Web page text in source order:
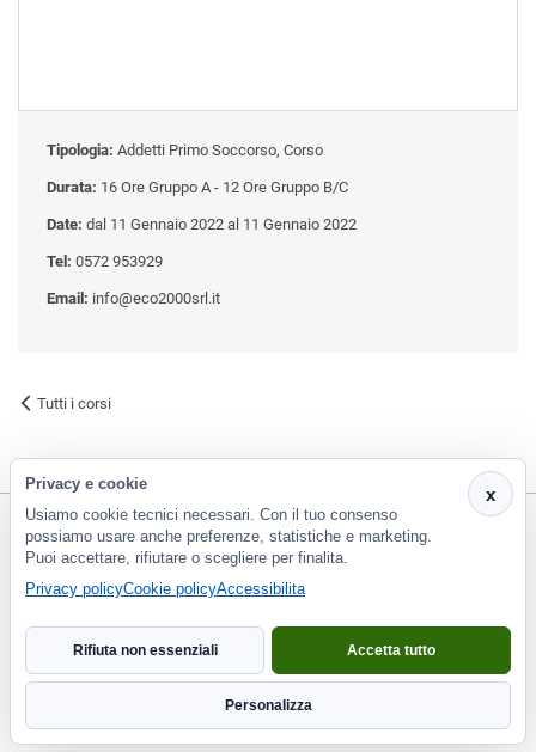
Tipologia: Addetti Primo Soccorso, Corso
Durata: 16 Ore Gruppo A - 12 Ore Gruppo B/C
Date: dal 11 Gennaio 2022 al 11 Gennaio 2022
Tel: 0572 953929
Email: info@eco2000srl.it
Tutti i corsi
CF e P.Iva 01266420478 - REA: PT-188663 | Via Risorgimento, 548 - Monsummano Terme (PT) | 0572
953929
Informativa privacy
x
Privacy e cookie
Usiamo cookie tecnici necessari. Con il tuo consenso
possiamo usare anche preferenze, statistiche e marketing.
Puoi accettare, rifiutare o scegliere per finalita.
Privacy policyCookie policyAccessibilita
Rifiuta non essenziali
Personalizza
Accetta tutto